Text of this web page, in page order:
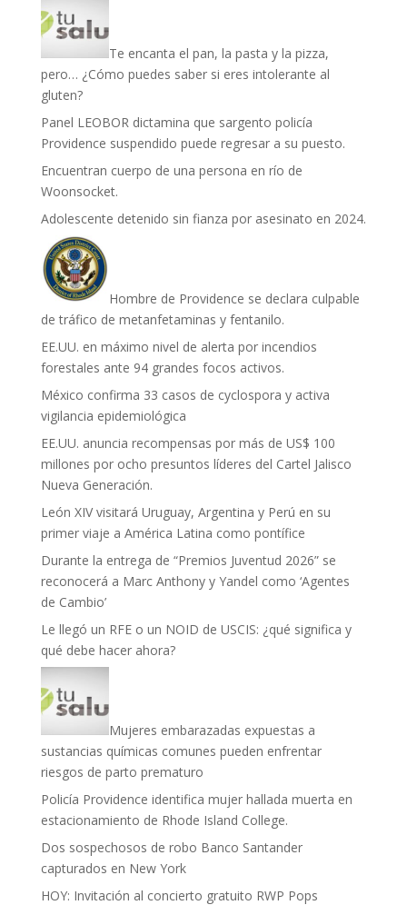
Te encanta el pan, la pasta y la pizza,
pero… ¿Cómo puedes saber si eres intolerante al
gluten?
Panel LEOBOR dictamina que sargento policía
Providence suspendido puede regresar a su puesto.
Encuentran cuerpo de una persona en río de
Woonsocket.
Adolescente detenido sin fianza por asesinato en 2024.
Hombre de Providence se declara culpable
de tráfico de metanfetaminas y fentanilo.
EE.UU. en máximo nivel de alerta por incendios
forestales ante 94 grandes focos activos.
México confirma 33 casos de cyclospora y activa
vigilancia epidemiológica
EE.UU. anuncia recompensas por más de US$ 100
millones por ocho presuntos líderes del Cartel Jalisco
Nueva Generación.
León XIV visitará Uruguay, Argentina y Perú en su
primer viaje a América Latina como pontífice
Durante la entrega de “Premios Juventud 2026” se
reconocerá a Marc Anthony y Yandel como ‘Agentes
de Cambio’
Le llegó un RFE o un NOID de USCIS: ¿qué significa y
qué debe hacer ahora?
Mujeres embarazadas expuestas a
sustancias químicas comunes pueden enfrentar
riesgos de parto prematuro
Policía Providence identifica mujer hallada muerta en
estacionamiento de Rhode Island College.
Dos sospechosos de robo Banco Santander
capturados en New York
HOY: Invitación al concierto gratuito RWP Pops